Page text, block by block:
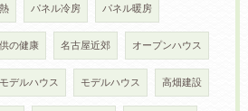
パネル冷房 パネル暖房
の健康 名古屋近郊 オープンハウス
デルハウス モデルハウス 高畑建設